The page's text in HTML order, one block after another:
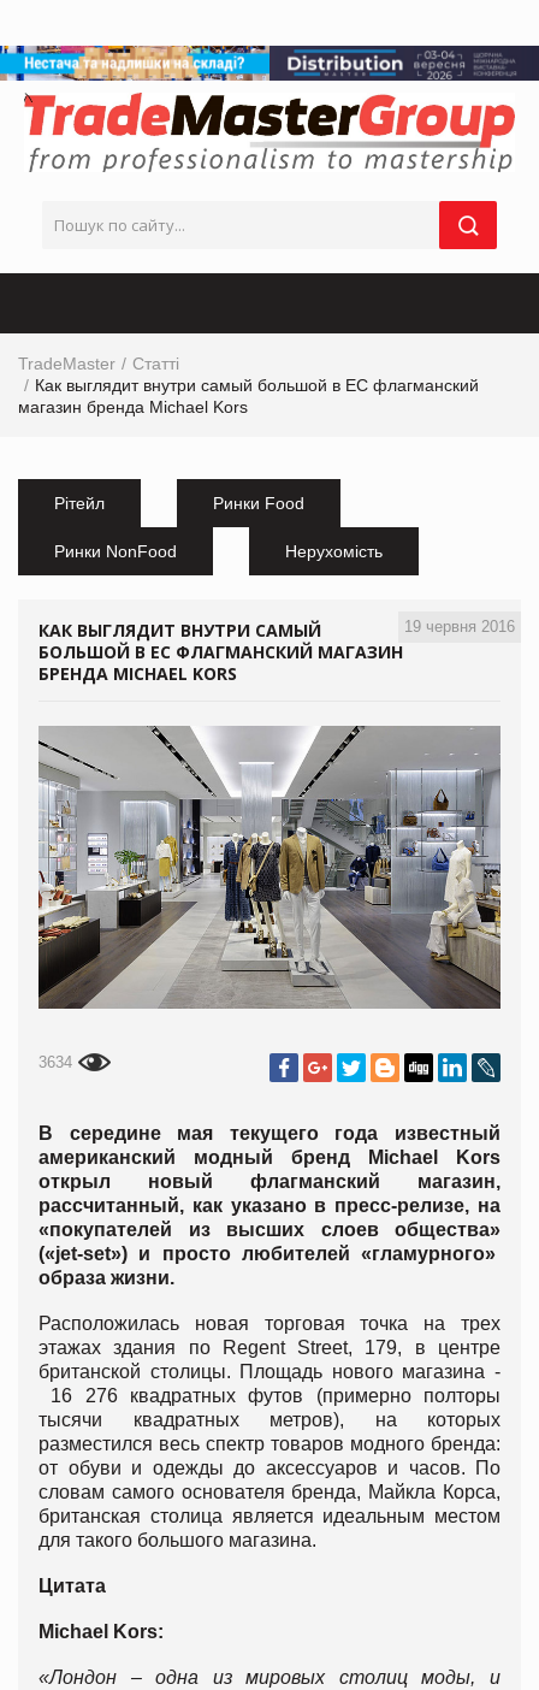
TradeMaster
Статті
Как выглядит внутри самый большой в ЕС флагманский
магазин бренда Michael Kors
Рітейл Ринки Food
Ринки NonFood Нерухомість
19 червня 2016
КАК ВЫГЛЯДИТ ВНУТРИ САМЫЙ
БОЛЬШОЙ В ЕС ФЛАГМАНСКИЙ МАГАЗИН
БРЕНДА MICHAEL KORS
3634
В середине мая текущего года известный
американский модный бренд Michael Kors
открыл новый флагманский магазин,
рассчитанный, как указано в пресс-релизе, на
«покупателей из высших слоев общества»
(«jet-set») и просто любителей «гламурного»
образа жизни.
Расположилась новая торговая точка на трех
этажах здания по Regent Street, 179, в центре
британской столицы. Площадь нового магазина -
16 276 квадратных футов (примерно полторы
тысячи квадратных метров), на которых
разместился весь спектр товаров модного бренда:
от обуви и одежды до аксессуаров и часов. По
словам самого основателя бренда, Майкла Корса,
британская столица является идеальным местом
для такого большого магазина.
Цитата
Michael Kors:
«Лондон – одна из мировых столиц моды, и